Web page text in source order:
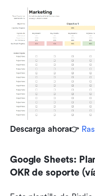
Descarga ahora👉
Google Sheets:
OKR de soporte